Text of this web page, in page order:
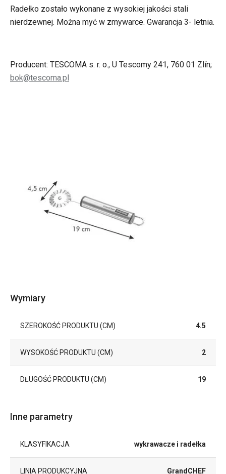
Radełko zostało wykonane z wysokiej jakości stali
nierdzewnej. Można myć w zmywarce. Gwarancja 3- letnia.
Producent: TESCOMA s. r. o., U Tescomy 241, 760 01 Zlín;
bok@tescoma.pl
Wymiary
SZEROKOŚĆ PRODUKTU (CM) 4.5
WYSOKOŚĆ PRODUKTU (CM) 2
DŁUGOŚĆ PRODUKTU (CM) 19
Inne parametry
KLASYFIKACJA wykrawacze i radełka
LINIA PRODUKCYJNA GrandCHEF